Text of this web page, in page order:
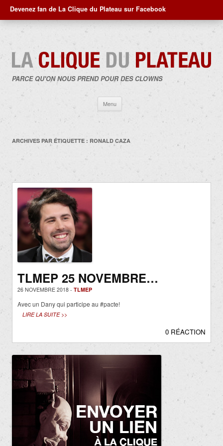
Devenez fan de La Clique du Plateau sur Facebook
PARCE QU'ON NOUS PREND POUR DES CLOWNS
Menu
contenu
ARCHIVES PAR ÉTIQUETTE : RONALD CAZA
TLMEP 25 NOVEMBRE…
26 NOVEMBRE 2018 - TLMEP
Avec un Dany qui participe au #pacte!
LIRE LA SUITE >>
0 RÉACTION